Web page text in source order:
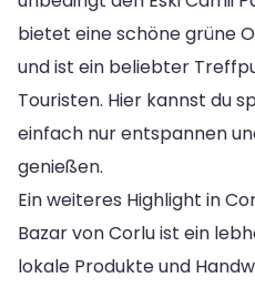
bietet eine schöne grüne
und ist ein beliebter
Touristen. Hier kannst du
einfach nur entspannen
genießen.
Ein weiteres Highlight in
Bazar von Corlu ist ein
lokale Produkte und